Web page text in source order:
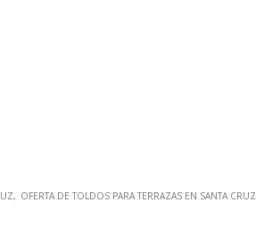
OFERTA DE TOLDOS PARA TERRAZAS EN SANTA CRUZ